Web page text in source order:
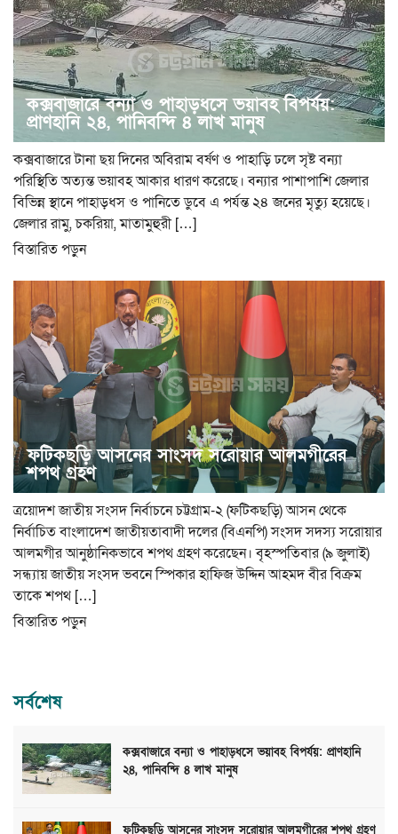
কক্সবাজারে বন্যা ও পাহাড়ধসে ভয়াবহ বিপর্যয়:
প্রাণহানি ২৪, পানিবন্দি ৪ লাখ মানুষ
কক্সবাজারে টানা ছয় দিনের অবিরাম বর্ষণ ও পাহাড়ি ঢলে সৃষ্ট বন্যা
পরিস্থিতি অত্যন্ত ভয়াবহ আকার ধারণ করেছে। বন্যার পাশাপাশি জেলার
বিভিন্ন স্থানে পাহাড়ধস ও পানিতে ডুবে এ পর্যন্ত ২৪ জনের মৃত্যু হয়েছে।
জেলার রামু, চকরিয়া, মাতামুহুরী […]
বিস্তারিত পড়ুন
ফটিকছড়ি আসনের সাংসদ সরোয়ার আলমগীরের
শপথ গ্রহণ
ত্রয়োদশ জাতীয় সংসদ নির্বাচনে চট্টগ্রাম-২ (ফটিকছড়ি) আসন থেকে
নির্বাচিত বাংলাদেশ জাতীয়তাবাদী দলের (বিএনপি) সংসদ সদস্য সরোয়ার
আলমগীর আনুষ্ঠানিকভাবে শপথ গ্রহণ করেছেন। বৃহস্পতিবার (৯ জুলাই)
সন্ধ্যায় জাতীয় সংসদ ভবনে স্পিকার হাফিজ উদ্দিন আহমদ বীর বিক্রম
তাকে শপথ […]
বিস্তারিত পড়ুন
সর্বশেষ
কক্সবাজারে বন্যা ও পাহাড়ধসে ভয়াবহ বিপর্যয়: প্রাণহানি
২৪, পানিবন্দি ৪ লাখ মানুষ
ফটিকছড়ি আসনের সাংসদ সরোয়ার আলমগীরের শপথ গ্রহণ